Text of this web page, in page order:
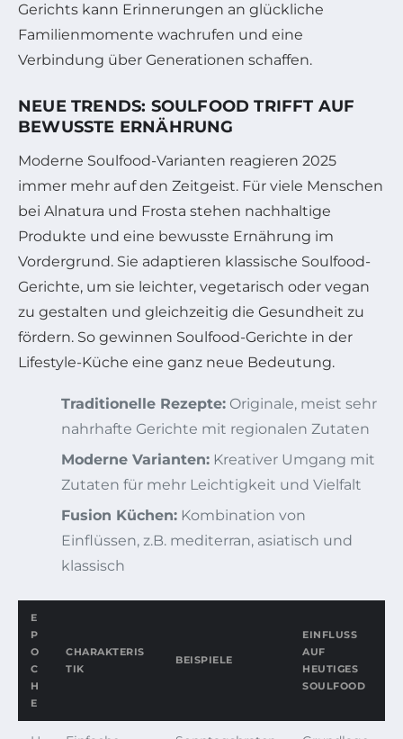
Gerichts kann Erinnerungen an glückliche
Familienmomente wachrufen und eine
Verbindung über Generationen schaffen.
NEUE TRENDS: SOULFOOD TRIFFT AUF
BEWUSSTE ERNÄHRUNG
Moderne Soulfood-Varianten reagieren 2025
immer mehr auf den Zeitgeist. Für viele Menschen
bei Alnatura und Frosta stehen nachhaltige
Produkte und eine bewusste Ernährung im
Vordergrund. Sie adaptieren klassische Soulfood-
Gerichte, um sie leichter, vegetarisch oder vegan
zu gestalten und gleichzeitig die Gesundheit zu
fördern. So gewinnen Soulfood-Gerichte in der
Lifestyle-Küche eine ganz neue Bedeutung.
Traditionelle Rezepte: Originale, meist sehr
nahrhafte Gerichte mit regionalen Zutaten
Moderne Varianten: Kreativer Umgang mit
Zutaten für mehr Leichtigkeit und Vielfalt
Fusion Küchen: Kombination von
Einflüssen, z.B. mediterran, asiatisch und
klassisch
E
P
O
C
H
E
CHARAKTERIS
TIK
BEISPIELE
EINFLUSS
AUF
HEUTIGES
SOULFOOD